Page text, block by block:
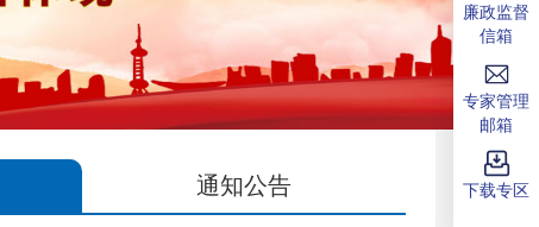
廉政监督
信箱
专家管理
邮箱
下载专区
通知公告